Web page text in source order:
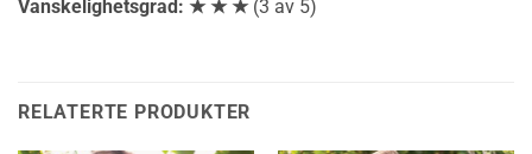
Vanskelighetsgrad: ★ ★ ★(3 av 5)
RELATERTE PRODUKTER